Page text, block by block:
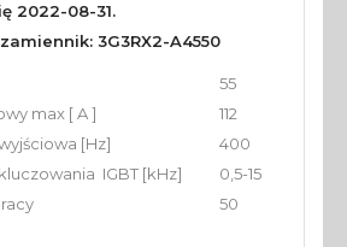
2022-08-31.
3G3RX2-A4550
55
max [ A ]
112
[Hz]
400
IGBT [kHz]
0,5-15
50